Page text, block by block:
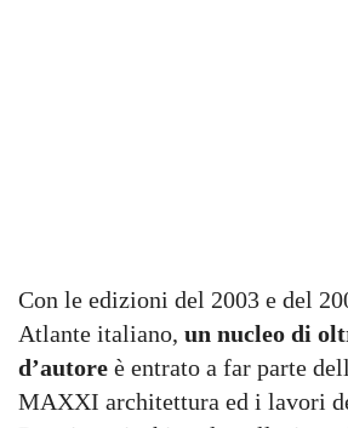
Con le edizioni del 2003 e del
Atlante italiano, un nucleo di
d’autore è entrato a far parte
MAXXI architettura ed i lavori